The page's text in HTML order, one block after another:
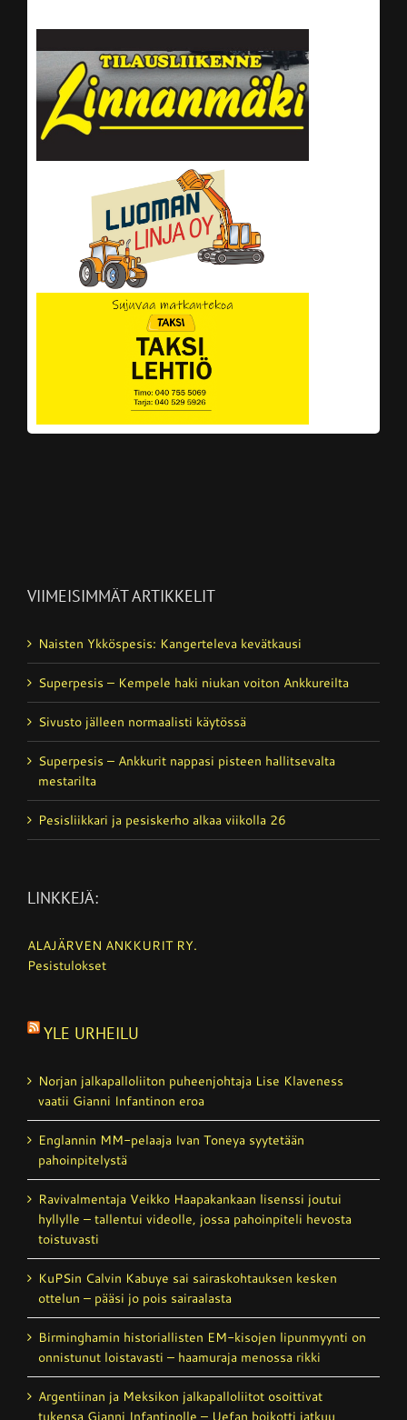
VIIMEISIMMÄT ARTIKKELIT
Naisten Ykköspesis: Kangerteleva kevätkausi
Superpesis – Kempele haki niukan voiton Ankkureilta
Sivusto jälleen normaalisti käytössä
Superpesis – Ankkurit nappasi pisteen hallitsevalta
mestarilta
Pesisliikkari ja pesiskerho alkaa viikolla 26
LINKKEJÄ:
ALAJÄRVEN ANKKURIT RY.
Pesistulokset
YLE URHEILU
Norjan jalkapalloliiton puheenjohtaja Lise Klaveness
vaatii Gianni Infantinon eroa
Englannin MM-pelaaja Ivan Toneya syytetään
pahoinpitelystä
Ravivalmentaja Veikko Haapakankaan lisenssi joutui
hyllylle – tallentui videolle, jossa pahoinpiteli hevosta
toistuvasti
KuPSin Calvin Kabuye sai sairaskohtauksen kesken
ottelun – pääsi jo pois sairaalasta
Birminghamin historiallisten EM-kisojen lipunmyynti on
onnistunut loistavasti – haamuraja menossa rikki
Argentiinan ja Meksikon jalkapalloliitot osoittivat
tukensa Gianni Infantinolle – Uefan boikotti jatkuu